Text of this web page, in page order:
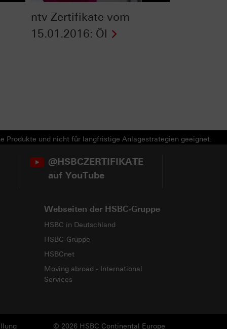
ntv Zertifikate vom
15.01.2016: Öl
Produkte und nicht für langfristige Anlagestrategien geeignet.
@HSBCZERTIFIKATE
auf YouTube
Webseiten der HSBC-Gruppe
HSBC in Deutschland
HSBC-Gruppe
HSBCnet
Moving abroad - International
Services
© 2026 HSBC Continental Europe